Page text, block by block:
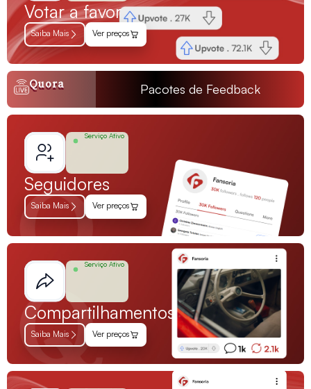
Votar a favor
Saiba Mais Ver preços
Quora Pacotes de Feedback
Serviço Ativo
Seguidores
Saiba Mais Ver preços
Serviço Ativo
Compartilhamentos
Saiba Mais Ver preços